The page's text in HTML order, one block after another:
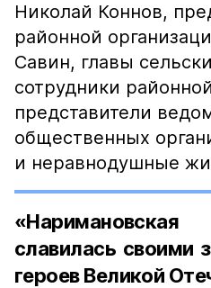
Николай Коннов,
районной
Савин, главы
сотрудники
представители
общественных
и неравнодушные
славилась своими
героев Великой